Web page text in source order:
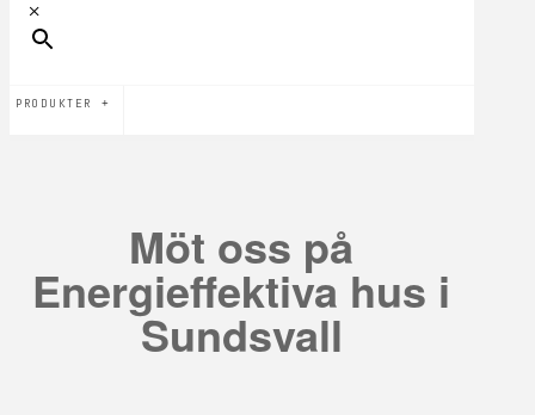
×
PRODUKTER
Möt oss på
Energieffektiva hus i
Sundsvall